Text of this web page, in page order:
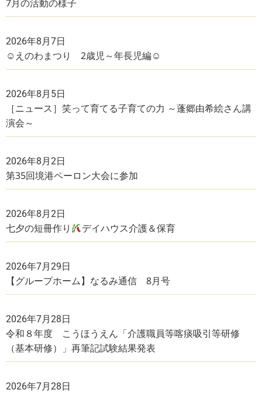
7月の活動の様子
2026年8月7日
☺えのわまつり 2歳児～年長児編☺
2026年8月5日
［ニュース］笑って育てる子育ての力 ～蓬郷由希絵さん講
演会～
2026年8月2日
第35回境港ペーロン大会に参加
2026年8月2日
七夕の短冊作り デイハウス介護＆保育
2026年7月29日
【グループホーム】なるみ通信 8月号
2026年7月28日
令和８年度 こうほうえん「介護職員等喀痰吸引等研修
（基本研修）」再筆記試験結果発表
2026年7月28日